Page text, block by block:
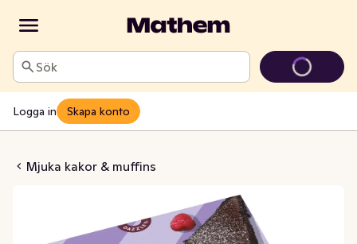
Sök
Logga in Skapa konto
Mjuka kakor & muffins
Glutenfri Fryst